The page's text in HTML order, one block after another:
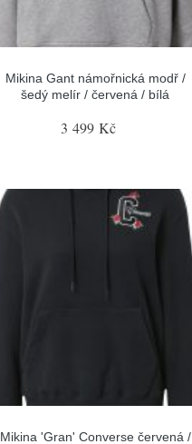
Mikina Gant námořnická modř /
šedý melír / červená / bílá
3 499 Kč
Mikina 'Gran' Converse červená /